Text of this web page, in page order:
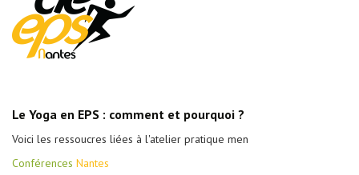
Le Yoga en EPS : comment et pourquoi ?
Voici les ressoucres liées à l'atelier pratique men
Conférences Nantes